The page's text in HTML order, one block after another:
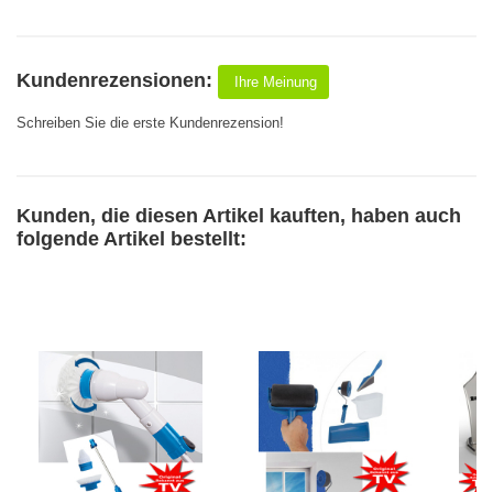
Kundenrezensionen: Ihre Meinung
Schreiben Sie die erste Kundenrezension!
Kunden, die diesen Artikel kauften, haben auch
folgende Artikel bestellt: